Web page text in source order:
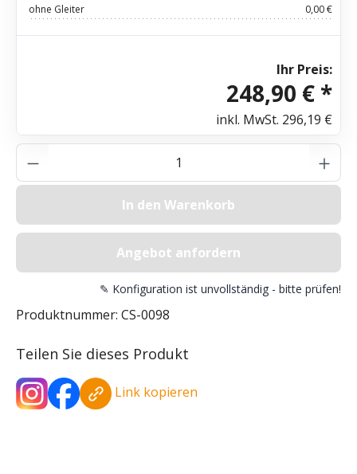
ohne Gleiter 0,00 €
Ihr Preis:
248,90 € *
inkl. MwSt. 296,19 €
Produkt Anzahl: Gib den gewünschten
In den Warenkorb
Angebot anfordern
✎ Konfiguration ist unvollständig - bitte prüfen!
Produktnummer: CS-0098
Teilen Sie dieses Produkt
Link kopieren